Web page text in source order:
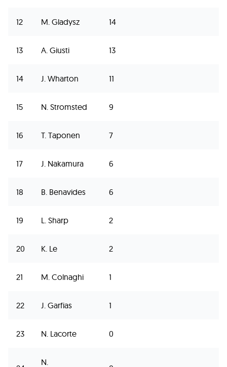
12 M. Gladysz 14
13 A. Giusti 13
14 J. Wharton 11
15 N. Stromsted 9
16 T. Taponen 7
17 J. Nakamura 6
18 B. Benavides 6
19 L. Sharp 2
20 K. Le 2
21 M. Colnaghi 1
22 J. Garfias 1
23 N. Lacorte 0
N.